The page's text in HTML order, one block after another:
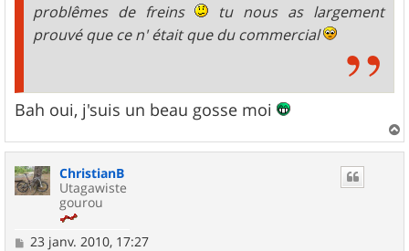
problêmes de freins
tu nous as largement
prouvé que ce n' était que du commercial
Bah oui, j'suis un beau gosse moi
a
ChristianB
Utagawiste
gourou
M
23 janv. 2010, 17:27